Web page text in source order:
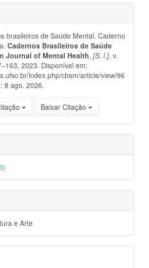
brasileiros de Saúde Mental. Caderno
Cadernos Brasileiros de Saúde
Journal of Mental Health, [S. l.], v.
2023. Disponível em:
index.php/cbsm/article/view/96
8 ago. 2026.
Baixar Citação
e Arte